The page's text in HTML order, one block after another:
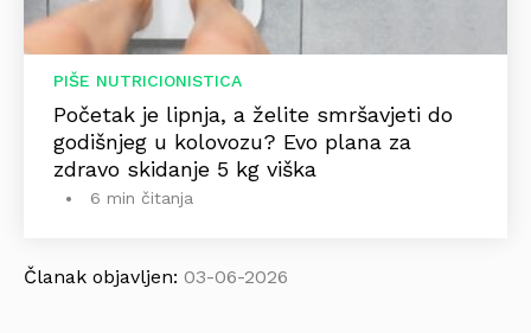
PIŠE NUTRICIONISTICA
Početak je lipnja, a želite smršavjeti do
godišnjeg u kolovozu? Evo plana za
zdravo skidanje 5 kg viška
6 min čitanja
Članak objavljen: 03-06-2026